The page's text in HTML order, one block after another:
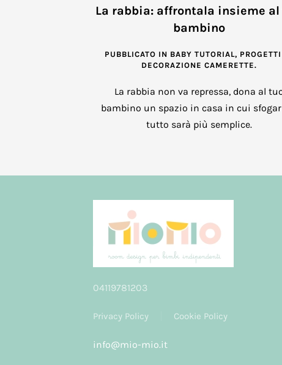
La rabbia: affrontala insieme
bambino
PUBBLICATO IN BABY TUTORIAL,
DECORAZIONE CAMERETTE.
La rabbia non va repressa, dona al
bambino un spazio in casa in cui
tutto sarà più semplice.
04119781203
Privacy Policy Cookie Policy
info@mio-mio.it